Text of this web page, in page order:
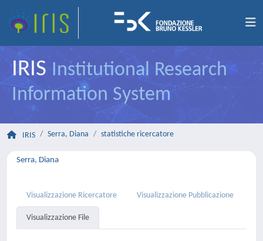
IRIS Institutional Research
Information System
IRIS Serra, Diana statistiche ricercatore
Serra, Diana
Visualizzazione Ricercatore Visualizzazione Pubblicazione
Visualizzazione File